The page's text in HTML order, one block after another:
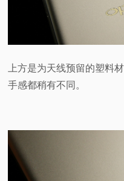
上方是为天线预留的塑料
手感都稍有不同。